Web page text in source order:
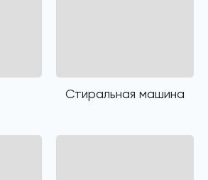
Стиральная машина